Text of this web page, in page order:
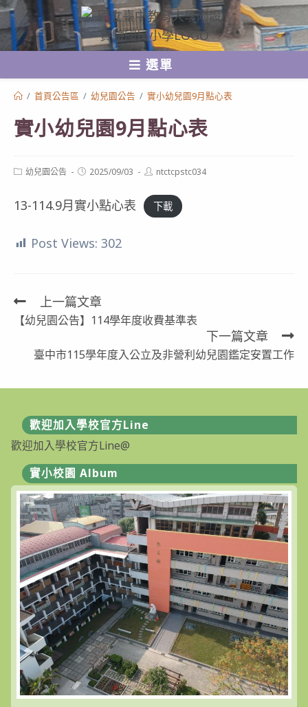
跳
轉
至
選單
/ 首頁公告區 / 幼兒園公告 / 實小幼兒園9月點心表
實小幼兒園9月點心表
Post幼兒園公告
Post2025/09/03
Postntctcpstc034
13-114.9月實小點心表 下載
Post Views: 302
Read
more
articles
上一篇文章
【幼兒園公告】114學年度收費基準表
下一篇文章
臺中市115學年度入公立及非營利幼兒園鑑定安置工作
歡迎加入學校官方Line
歡迎加入學校官方Line@
實小校園 Album